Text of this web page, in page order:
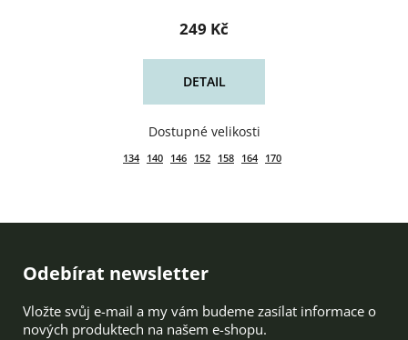
249 Kč
DETAIL
134 140 146 152 158 164 170
Zápatí
Odebírat newsletter
Vložte svůj e-mail a my vám budeme zasílat informace o
nových produktech na našem e-shopu.